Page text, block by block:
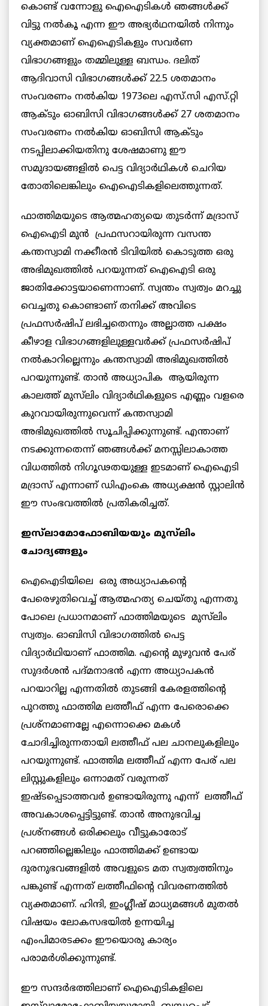
കൊണ്ട് വന്നോളു ഐഐടികൾ ഞങ്ങൾക്ക്
വിട്ടു നൽകൂ എന്ന ഈ അഭ്യർഥനയിൽ നിന്നും
വ്യക്തമാണ് ഐഐടികളും സവർണ
വിഭാഗങ്ങളും തമ്മിലുള്ള ബന്ധം. ദലിത്
ആദിവാസി വിഭാഗങ്ങൾക്ക് 22.5 ശതമാനം
സംവരണം നൽകിയ 1973ലെ എസ്.സി എസ്.റ്റി
ആക്ടും ഓബിസി വിഭാഗങ്ങൾക്ക് 27 ശതമാനം
സംവരണം നൽകിയ ഓബിസി ആക്ടും
നടപ്പിലാക്കിയതിനു ശേഷമാണു ഈ
സമുദായങ്ങളിൽ പെട്ട വിദ്യാർഥികൾ ചെറിയ
തോതിലെങ്കിലും ഐഐടികളിലെത്തുന്നത്.
ഫാത്തിമയുടെ ആത്മഹത്യയെ തുടർന്ന് മദ്രാസ്
ഐഐടി മുൻ പ്രഫസറായിരുന്ന വസന്ത
കന്തസ്വാമി നക്കീരൻ ടിവിയിൽ കൊടുത്ത ഒരു
അഭിമുഖത്തിൽ പറയുന്നത് ഐഐടി ഒരു
ജാതിക്കോട്ടയാണെന്നാണ്. സ്വന്തം സ്വത്വം മറച്ചു
വെച്ചതു കൊണ്ടാണ് തനിക്ക് അവിടെ
പ്രഫസർഷിപ് ലഭിച്ചതെന്നും അല്ലാത്ത പക്ഷം
കീഴാള വിഭാഗങ്ങളിലുള്ളവർക്ക് പ്രഫസർഷിപ്
നൽകാറില്ലെന്നും കന്തസ്വാമി അഭിമുഖത്തിൽ
പറയുന്നുണ്ട്. താൻ അധ്യാപിക ആയിരുന്ന
കാലത്ത് മുസ്‌ലിം വിദ്യാർഥികളുടെ എണ്ണം വളരെ
കുറവായിരുന്നുവെന്ന് കന്തസ്വാമി
അഭിമുഖത്തിൽ സൂചിപ്പിക്കുന്നുണ്ട്. എന്താണ്
നടക്കുന്നതെന്ന് ഞങ്ങൾക്ക് മനസ്സിലാകാത്ത
വിധത്തിൽ നിഗൂഢതയുള്ള ഇടമാണ് ഐഐടി
മദ്രാസ് എന്നാണ് ഡിഎംകെ അധ്യക്ഷൻ സ്റ്റാലിൻ
ഈ സംഭവത്തിൽ പ്രതികരിച്ചത്.
ഇസ്‌ലാമോഫോബിയയും മുസ്‌ലിം
ചോദ്യങ്ങളും
ഐഐടിയിലെ ഒരു അധ്യാപകന്റെ
പേരെഴുതിവെച്ച് ആത്മഹത്യ ചെയ്തു എന്നതു
പോലെ പ്രധാനമാണ് ഫാത്തിമയുടെ മുസ്‌ലിം
സ്വത്വം. ഓബിസി വിഭാഗത്തിൽ പെട്ട
വിദ്യാർഥിയാണ് ഫാത്തിമ. എന്റെ മുഴുവൻ പേര്
സുദർശൻ പദ്മനാഭൻ എന്ന അധ്യാപകൻ
പറയാറില്ല എന്നതിൽ തുടങ്ങി കേരളത്തിന്റെ
പുറത്തു ഫാത്തിമ ലത്തീഫ് എന്ന പേരൊക്കെ
പ്രശ്നമാണല്ലേ എന്നൊക്കെ മകൾ
ചോദിച്ചിരുന്നതായി ലത്തീഫ് പല ചാനലുകളിലും
പറയുന്നുണ്ട്. ഫാത്തിമ ലത്തീഫ് എന്ന പേര് പല
ലിസ്റ്റുകളിലും ഒന്നാമത് വരുന്നത്
ഇഷ്ടപ്പെടാത്തവർ ഉണ്ടായിരുന്നു എന്ന് ലത്തീഫ്
അവകാശപ്പെട്ടിട്ടുണ്ട്. താൻ അനുഭവിച്ച
പ്രശ്നങ്ങൾ ഒരിക്കലും വീട്ടുകാരോട്
പറഞ്ഞില്ലെങ്കിലും ഫാത്തിമക്ക് ഉണ്ടായ
ദുരനുഭവങ്ങളിൽ അവളുടെ മത സ്വത്വത്തിനും
പങ്കുണ്ട് എന്നത് ലത്തീഫിന്റെ വിവരണത്തിൽ
വ്യക്തമാണ്. ഹിന്ദി, ഇംഗ്ലീഷ് മാധ്യമങ്ങൾ മുതൽ
വിഷയം ലോകസഭയിൽ ഉന്നയിച്ച
എംപിമാരടക്കം ഈയൊരു കാര്യം
പരാമർശിക്കുന്നുണ്ട്.
ഈ സന്ദർഭത്തിലാണ് ഐഐടികളിലെ